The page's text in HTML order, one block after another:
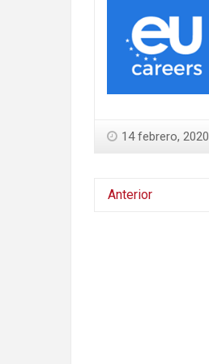
14 febrero, 2020
Anterior